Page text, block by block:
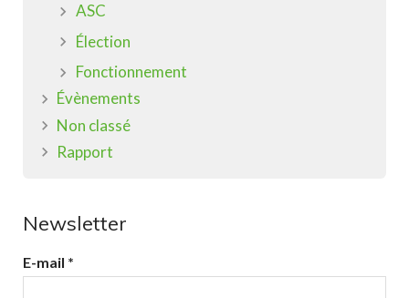
ASC
Élection
Fonctionnement
Évènements
Non classé
Rapport
Newsletter
E-mail *